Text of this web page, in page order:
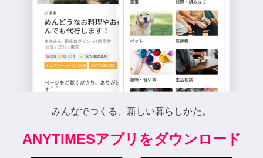
みんなでつくる、新しい暮らしかた。
ANYTIMESアプリをダウンロード